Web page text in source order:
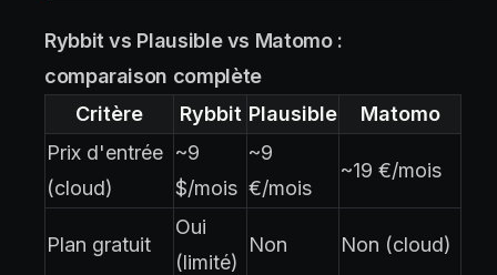
Rybbit vs Plausible vs Matomo :
comparaison complète
Critère
Rybbit Plausible
Matomo
Prix d'entrée
(cloud)
~9
$/mois
~9
€/mois
~19 €/mois
Plan gratuit
Oui
(limité)
Non Non (cloud)